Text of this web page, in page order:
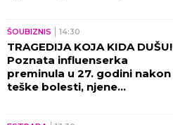
ŠOUBIZNIS 14:30
TRAGEDIJA KOJA KIDA DUŠU!
Poznata influenserka
preminula u 27. godini nakon
teške bolesti, njene